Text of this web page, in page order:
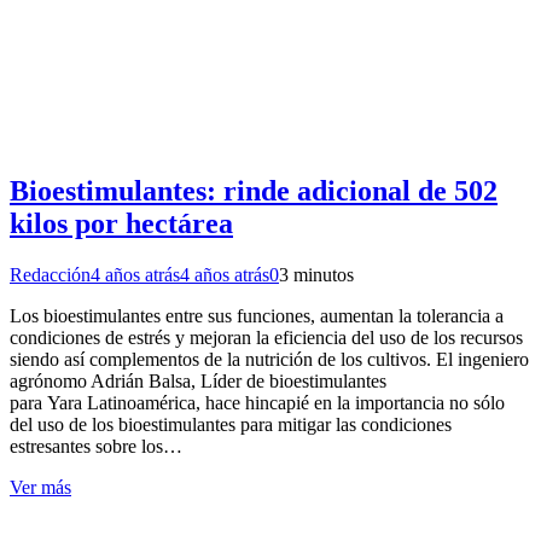
Bioestimulantes: rinde adicional de 502
kilos por hectárea
Redacción4 años atrás4 años atrás03 minutos
Los bioestimulantes entre sus funciones, aumentan la tolerancia a
condiciones de estrés y mejoran la eficiencia del uso de los recursos
siendo así complementos de la nutrición de los cultivos. El ingeniero
agrónomo Adrián Balsa, Líder de bioestimulantes
para Yara Latinoamérica, hace hincapié en la importancia no sólo
del uso de los bioestimulantes para mitigar las condiciones
estresantes sobre los…
Ver más